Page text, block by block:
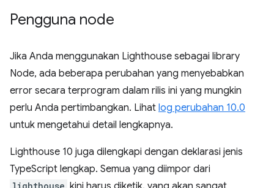
Pengguna node
Jika Anda menggunakan Lighthouse sebagai library
Node, ada beberapa perubahan yang menyebabkan
error secara terprogram dalam rilis ini yang mungkin
perlu Anda pertimbangkan. Lihat log perubahan 10.0
untuk mengetahui detail lengkapnya.
Lighthouse 10 juga dilengkapi dengan deklarasi jenis
TypeScript lengkap. Semua yang diimpor dari